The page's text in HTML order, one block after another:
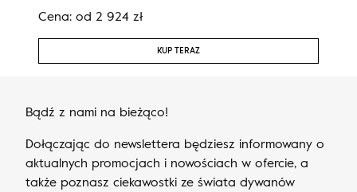
Cena: od 2 924 zł
KUP TERAZ
Bądź z nami na bieżąco!
Dołączając do newslettera będziesz informowany o
aktualnych promocjach i nowościach w ofercie, a
także poznasz ciekawostki ze świata dywanów